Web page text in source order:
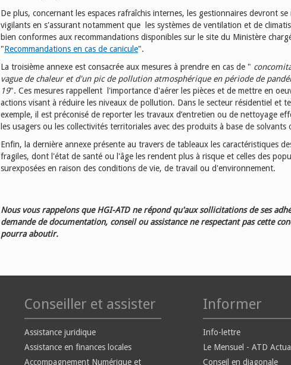
De plus, concernant les espaces rafraîchis internes, les gestionnaires devront
vigilants en s'assurant notamment que les systèmes de ventilation et de
bien conformes aux recommandations disponibles sur le site du Ministère
"Recommandations en cas de canicule".
La troisième annexe est consacrée aux mesures à prendre en cas de "
vague de chaleur et d'un pic de pollution atmosphérique en période de
19". Ces mesures rappellent l'importance d'aérer les pièces et de mettre en
actions visant à réduire les niveaux de pollution. Dans le secteur résidentiel et
exemple, il est préconisé de reporter les travaux d’entretien ou de nettoyage
les usagers ou les collectivités territoriales avec des produits à base de solvants
Enfin, la dernière annexe présente au travers de tableaux les caractéristiques
fragiles, dont l'état de santé ou l'âge les rendent plus à risque et celles des
surexposées en raison des conditions de vie, de travail ou d'environnement.
Nous vous rappelons que HGI-ATD ne répond qu'aux sollicitations de ses
demande de documentation, conseil ou assistance ne respectant pas cette
pourra aboutir.
Conseiller et assister
Assistance juridique
Assistance en finances locales
Accompagnement Numérique et
Informer
Info-lettre
Le Mensuel - ATD
Conseil en diagonale